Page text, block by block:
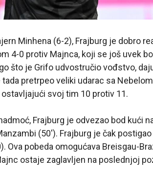
Minhena (6-2), Frajburg je dobro
4-0 protiv Majnca, koji se još uvek
što je Grifo udvostručio vođstvo,
tada pretrpeo veliki udarac sa
svoj tim 10 protiv 11.
Frajburg je odvezao bod kući
(50′). Frajburg je čak
Ova pobeda omogućava Breisgau-
ostaje zaglavljen na poslednjoj